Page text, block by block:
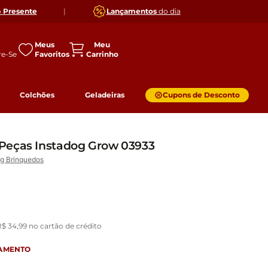
Presente | Lançamentosdo dia
Meus
Favoritos
Colchões Geladeiras Cupons de Desconto
Instadog Grow 03933
Brinquedos
34 99 no cartão de crédito